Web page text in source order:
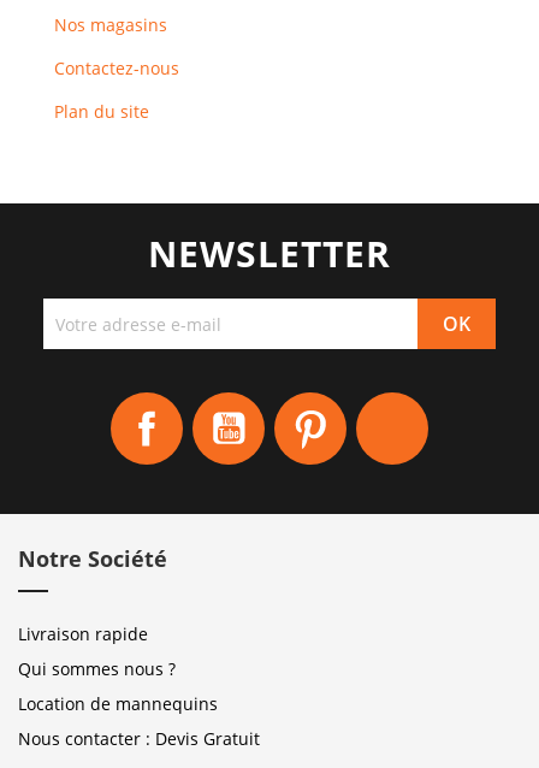
Nos magasins
Contactez-nous
Plan du site
NEWSLETTER
Facebook YouTube Pinterest
Notre Société
Livraison rapide
Qui sommes nous ?
Location de mannequins
Nous contacter : Devis Gratuit